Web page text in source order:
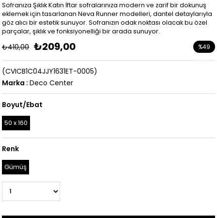
Sofranıza Şıklık Katın İftar sofralarınıza modern ve zarif bir dokunuş
eklemek için tasarlanan Neva Runner modelleri, dantel detaylarıyla
göz alıcı bir estetik sunuyor. Sofranızın odak noktası olacak bu özel
parçalar, şıklık ve fonksiyonelliği bir arada sunuyor.
₺410,00 ₺209,00 %49
İndirim
(CVICB1C04JJY1631ET-0005)
Marka : Deco Center
Boyut/Ebat
50 x 160
Renk
Gümüş